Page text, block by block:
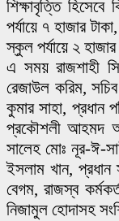
শিক্ষাবৃত্তি হিসেবে
পর্যায়ে ৭ হাজার
স্কুল পর্যায়ে ২
এ সময় রাজশাহী
রেজাউল করিম,
কুমার সাহা, প্রধান
প্রকৌশলী আহমদ
সালেহ মোঃ নূর-ঈ-
ইসলাম খান, প্রধান
বেগম, রাজস্ব
নিজামুল হোদাসহ